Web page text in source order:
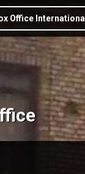
Office International